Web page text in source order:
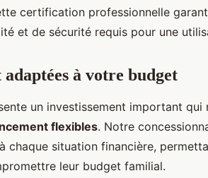
certification professionnelle
et de sécurité requis pour une
à votre budget
un investissement important qui
flexibles. Notre
chaque situation financière,
leur budget familial.